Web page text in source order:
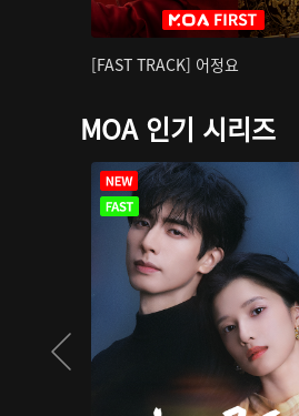
[FAST TRACK] 어정요
MOA 인기 시리즈